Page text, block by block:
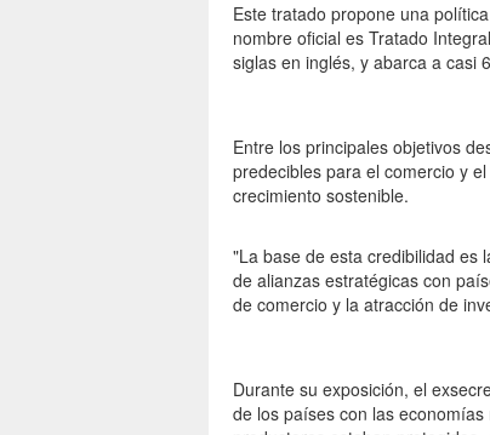
Este tratado propone una
nombre oficial es Tratado
siglas en inglés, y abarca a casi
Entre los principales objetivos
predecibles para el comercio y
crecimiento sostenible.
"La base de esta credibilidad es
de alianzas estratégicas con
de comercio y la atracción de
Durante su exposición, el
de los países con las